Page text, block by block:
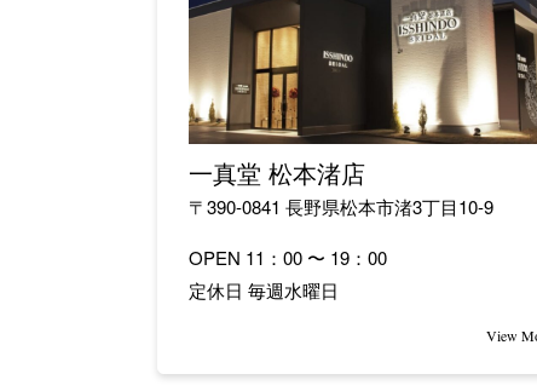
一真堂 松本渚店
〒390-0841 長野県松本市渚3丁目10-9
OPEN 11：00 〜 19：00
定休日 毎週水曜日